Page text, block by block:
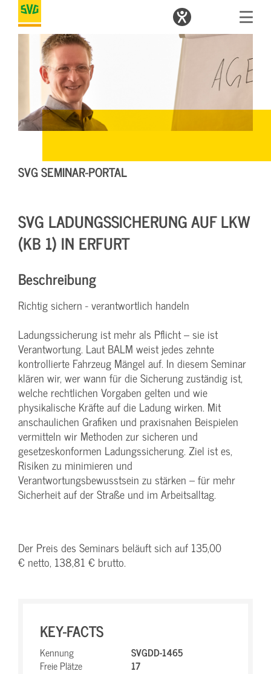
SVG SEMINAR-PORTAL
SVG LADUNGSSICHERUNG AUF LKW
(KB 1) IN ERFURT
Beschreibung
Richtig sichern - verantwortlich handeln
Ladungssicherung ist mehr als Pflicht – sie ist
Verantwortung. Laut BALM weist jedes zehnte
kontrollierte Fahrzeug Mängel auf. In diesem Seminar
klären wir, wer wann für die Sicherung zuständig ist,
welche rechtlichen Vorgaben gelten und wie
physikalische Kräfte auf die Ladung wirken. Mit
anschaulichen Grafiken und praxisnahen Beispielen
vermitteln wir Methoden zur sicheren und
gesetzeskonformen Ladungssicherung. Ziel ist es,
Risiken zu minimieren und
Verantwortungsbewusstsein zu stärken – für mehr
Sicherheit auf der Straße und im Arbeitsalltag.
Der Preis des Seminars beläuft sich auf 135,00
€ netto, 138,81 € brutto.
KEY-FACTS
Kennung
SVGDD-1465
Freie Plätze
17